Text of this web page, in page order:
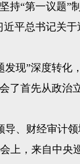
“第一议题”
平总书记关
现”深度转化
首先从政治
财经审计领
上，来自中央